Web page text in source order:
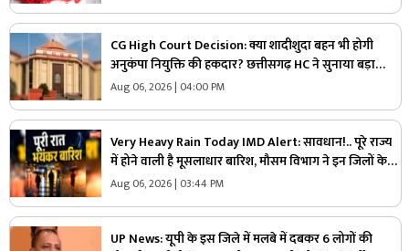
CG High Court Decision: क्या शादीशुदा बहन भी होगी
अनुकंपा नियुक्ति की हकदार? छत्तीसगढ़ HC ने सुनाया बड़ा
फैसला, राज्य सरकार को दिए ये निर्देश
Aug 06, 2026 | 04:00 PM
Very Heavy Rain Today IMD Alert: सावधान!.. पूरे राज्य
में होने वाली है मूसलाधार बारिश, मौसम विभाग ने इन जिलों के
लिए जारी की चेतावनी, आप भी पढ़ लें
Aug 06, 2026 | 03:44 PM
UP News: यूपी के इस जिले में मलबे में दबकर 6 लोगों की